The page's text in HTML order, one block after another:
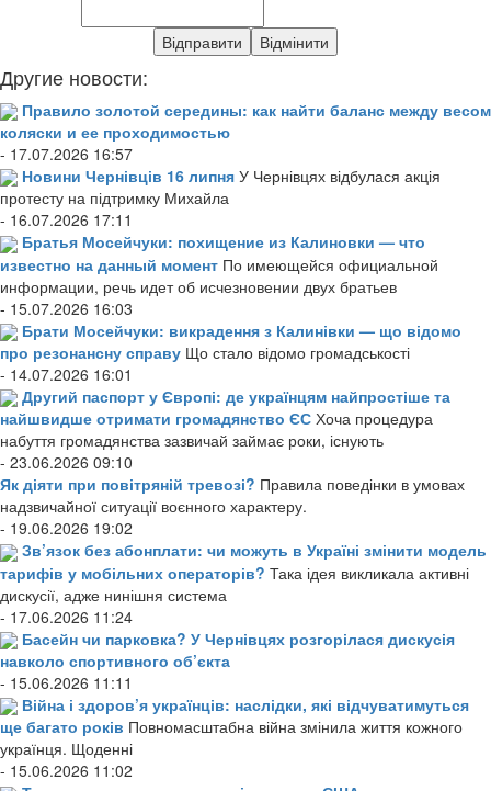
Другие новости:
Правило золотой середины: как найти баланс между весом
коляски и ее проходимостью
- 17.07.2026 16:57
Новини Чернівців 16 липня У Чернівцях відбулася акція
протесту на підтримку Михайла
- 16.07.2026 17:11
Братья Мосейчуки: похищение из Калиновки — что
известно на данный момент По имеющейся официальной
информации, речь идет об исчезновении двух братьев
- 15.07.2026 16:03
Брати Мосейчуки: викрадення з Калинівки — що відомо
про резонансну справу Що стало відомо громадськості
- 14.07.2026 16:01
Другий паспорт у Європі: де українцям найпростіше та
найшвидше отримати громадянство ЄС Хоча процедура
набуття громадянства зазвичай займає роки, існують
- 23.06.2026 09:10
Як діяти при повітряній тревозі? Правила поведінки в умовах
надзвичайної ситуації воєнного характеру.
- 19.06.2026 19:02
Зв’язок без абонплати: чи можуть в Україні змінити модель
тарифів у мобільних операторів? Така ідея викликала активні
дискусії, адже нинішня система
- 17.06.2026 11:24
Басейн чи парковка? У Чернівцях розгорілася дискусія
навколо спортивного об’єкта
- 15.06.2026 11:11
Війна і здоров’я українців: наслідки, які відчуватимуться
ще багато років Повномасштабна війна змінила життя кожного
українця. Щоденні
- 15.06.2026 11:02